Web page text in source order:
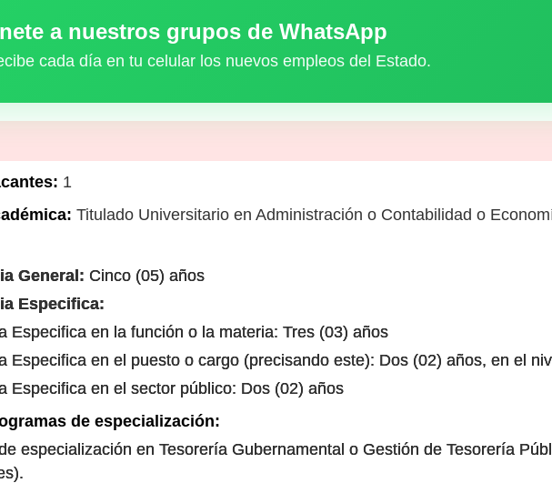
a nuestros grupos de WhatsApp
cada día en tu celular los nuevos empleos del Estado.
1
Titulado Universitario en Administración o Contabilidad o
General: Cinco (05) años
Especifica:
Especifica en la función o la materia: Tres (03) años
Especifica en el puesto o cargo (precisando este): Dos (02) años, en el
Especifica en el sector público: Dos (02) años
de especialización:
especialización en Tesorería Gubernamental o Gestión de Tesorería